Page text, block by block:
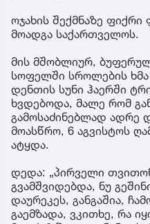
ოჯახის შექმნაზე
მოადგა საქართველოს.
მის მშობლიურ,
სოფელში სროლების ხმა
დენთის სუნი ჰაერში
ხვდებოდა, მალე რომ
გამოსაძინებლად ადრე
მოასწრო, 6 აგვისტოს
ატყდა.
დედა: „პირველი
გვამშვიდებდა, ნუ
დაურეკეს, განგაშია,
გაემზადა, ვკითხე, რა